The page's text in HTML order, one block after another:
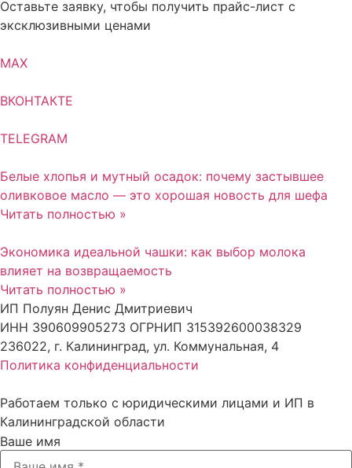
Оставьте заявку, чтобы получить прайс-лист с
эксклюзивными ценами
MAX
ВКОНТАКТЕ
TELEGRAM
Белые хлопья и мутный осадок: почему застывшее
оливковое масло — это хорошая новость для шефа
Читать полностью »
Экономика идеальной чашки: как выбор молока
влияет на возвращаемость
Читать полностью »
ИП Полуян Денис Дмитриевич
ИНН 390609905273 ОГРНИП 315392600038329
236022, г. Калининград, ул. Коммунальная, 4
Политика конфиденциальности
Работаем только с юридическими лицами и ИП в
Калининградской области
Ваше имя